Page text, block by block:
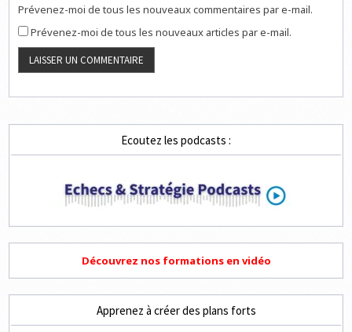
Prévenez-moi de tous les nouveaux commentaires par e-mail.
Prévenez-moi de tous les nouveaux articles par e-mail.
Ecoutez les podcasts :
Découvrez nos formations en vidéo
Apprenez à créer des plans forts